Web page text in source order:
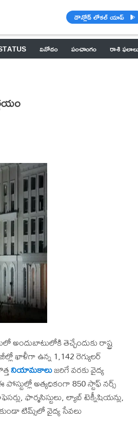
డౌన్లోడ్ లోకల్ యాప్
వినోదం పంచాంగం రాశి
తెచ్చేందుకు రాష్ట్ర
ఖాళీగా ఉన్న 1,142 రెగ్యులర్
నియామకాలుజరిగే వరకు వైద్య
అత్యధికంగా 850 స్టాఫ్ నర్స్
ఫార్మసిస్టులు, ల్యాబ్ టెక్నీషియన్లు,
టిమ్స్‌లో వైద్య సేవలు